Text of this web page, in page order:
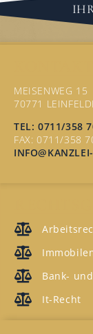
MEISENWEG 15
70771
TEL: 0711/358
FAX: 0711/358
Bank-
It-Recht